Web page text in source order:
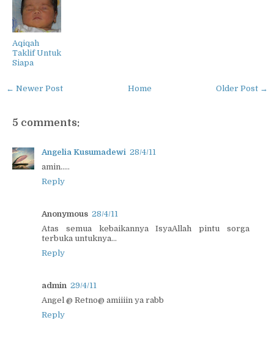
Aqiqah
Taklif Untuk
Siapa
← Newer Post Older Post →
Home
5 comments:
Angelia Kusumadewi 28/4/11
amin.....
Reply
Anonymous 28/4/11
Atas semua kebaikannya IsyaAllah pintu sorga
terbuka untuknya...
Reply
admin 29/4/11
Angel @ Retno@ amiiiin ya rabb
Reply